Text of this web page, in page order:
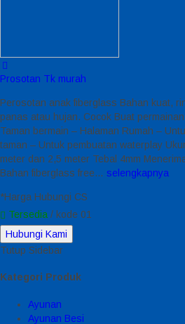
Prosotan Tk murah
Perosotan anak fiberglass Bahan kuat,
panas atau hujan. Cocok Buat
Taman bermain – Halaman Rumah –
taman – Untuk pembuatan waterplay
meter dan 2,5 meter Tebal 4mm
Bahan fiberglass free… selengkapnya
*Harga Hubungi CS
Tersedia / kode 01
Hubungi Kami
Tutup Sidebar
Kategori Produk
Ayunan
Ayunan Besi